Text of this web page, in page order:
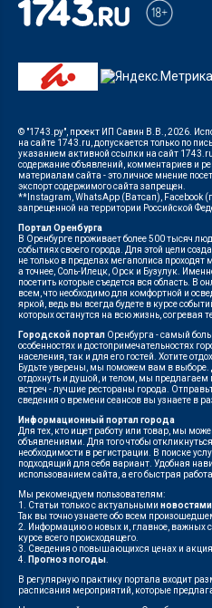
© "1743.ру", проект ИП Савин В.В., 2026.
на сайте 1743.ru, допускается только по
указанием активной ссылки на сайт
содержание объявлений, комментариев и
материалам сайта - это личное мнение
экспорт содержимого сайта запрещен.
**Instagram, WhatsApp (Ватсап), Facebook
запрещенной на территории Российской
Портал Оренбурга
В Оренбурге проживает более 500 тысяч
событиях своего города. Для этой цели
не только в пределах мегаполиса проходят
а точнее, Соль-Илецк, Орск и Бузулук.
посетить которые съедется вся область. В
всем, что необходимо для комфортной и
яркой, ведь вы всегда будете в курсе
которых останутся на всю жизнь, согревая
Городской портал Оренбурга - самый
особенностях и достопримечательностях
населения, так и для его гостей. Хотите
Будьте уверены, мы поможем вам в
отдохнуть и душой, и телом, мы предлагаем
встреч - лучшие рестораны города.
сведения о времени сеансов вы узнаете в
Информационный портал города
Для тех, кто ищет работу или товар, мы
объявлениями. Для того чтобы
необходимости в регистрации. В поиске
подходящий для себя вариант. Удобная
использованием сайта, а его быстрая
Мы рекомендуем пользователям:
1. Статьи только с актуальными новостями
Так вы точно узнаете обо всем
2. Информацию о новых и, главное, важных
курсе всего происходящего.
3. Сведения о повышающихся ценах и
4.
Прогноз погоды
В регулярную практику портала входит
расписания мероприятий, которые